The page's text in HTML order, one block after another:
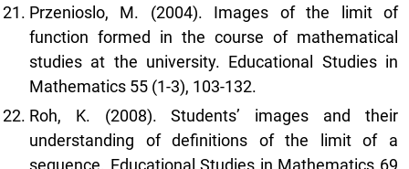
Przenioslo, M. (2004). Images of the limit of
function formed in the course of mathematical
studies at the university. Educational Studies in
Mathematics 55 (1-3), 103-132.
Roh, K. (2008). Students’ images and their
understanding of definitions of the limit of a
sequence. Educational Studies in Mathematics 69